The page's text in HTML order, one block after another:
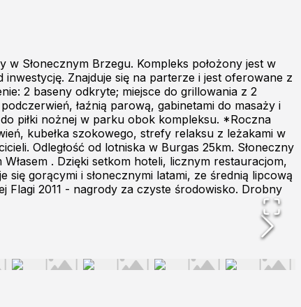
Słonecznym Brzegu. Kompleks położony jest w
Znajduje się na parterze i jest oferowane z
2 baseny odkryte; miejsce do grillowania z 2
łaźnią parową, gabinetami do masaży i
piłki nożnej w parku obok kompleksu. *Roczna
kubełka szokowego, strefy relaksu z leżakami w
Odległość od lotniska w Burgas 25km. Słoneczny
. Dzięki setkom hoteli, licznym restauracjom,
gorącymi i słonecznymi latami, ze średnią lipcową
Flagi 2011 - nagrody za czyste środowisko. Drobny